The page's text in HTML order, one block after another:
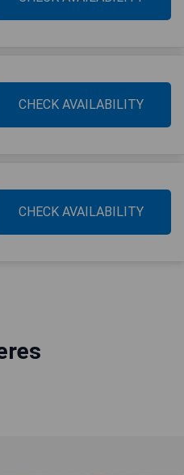
CHECK AVAILABILITY
CHECK AVAILABILITY